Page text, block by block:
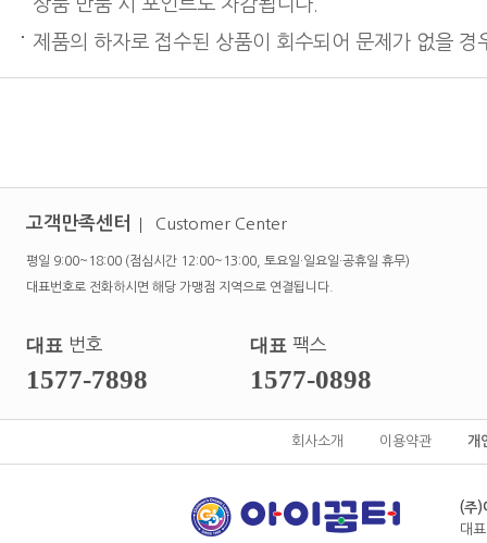
제품의 하자로 접수된 상품이 회수되어 문제가 없을
고객만족센터 Customer Center
평일 9:00~18:00 (점심시간 12:00~13:00, 토요일·일요일·공휴일 휴무)
대표번호로 전화하시면 해당 가맹점 지역으로 연결됩니다.
대표 번호
1577-7898
대표 팩스
1577-0898
회사소개 이용약관 개
(주)
대